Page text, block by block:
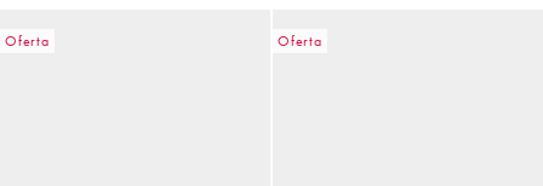
Oferta Oferta